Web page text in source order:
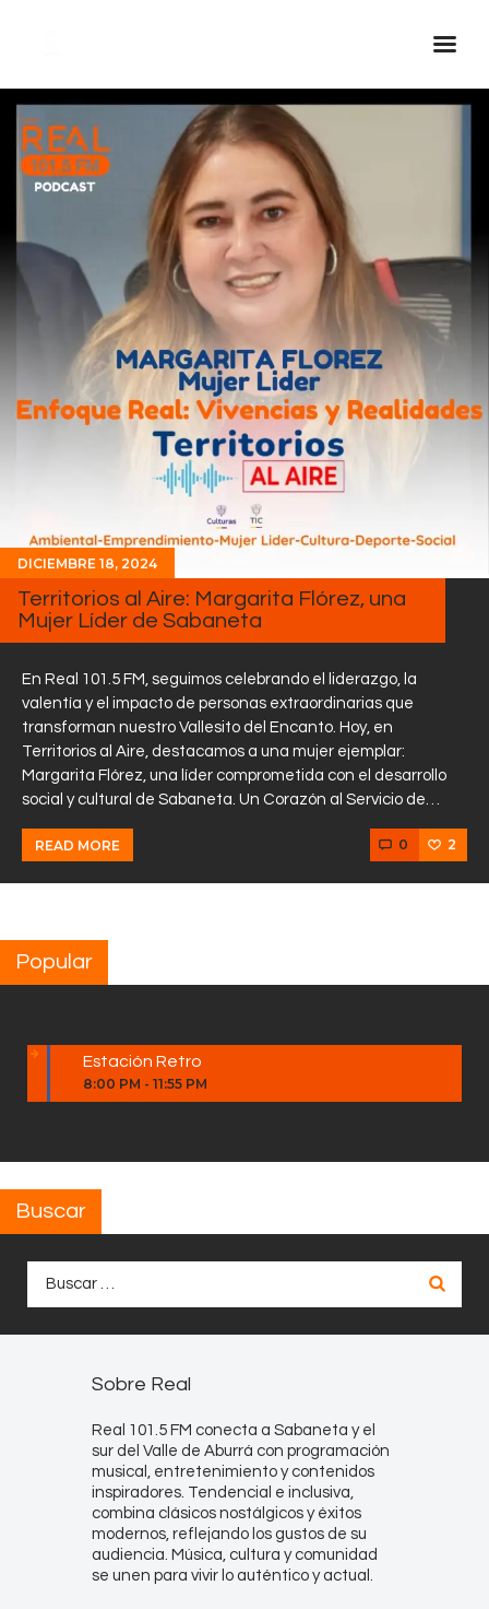
Inicio Real FM
Streaming
En Vivo
Descarga La APP
Programas
Noticias
Equipo
Sobre Nosotros
Contactos
DICIEMBRE 18, 2024
Territorios al Aire: Margarita Flórez, una
Mujer Líder de Sabaneta
En Real 101.5 FM, seguimos celebrando el liderazgo, la
valentía y el impacto de personas extraordinarias que
transforman nuestro Vallesito del Encanto. Hoy, en
Territorios al Aire, destacamos a una mujer ejemplar:
Margarita Flórez, una líder comprometida con el desarrollo
social y cultural de Sabaneta. Un Corazón al Servicio de…
READ MORE 0 2
Popular
Estación Retro
8:00 PM - 11:55 PM
Buscar
Sobre Real
Real 101.5 FM conecta a Sabaneta y el
sur del Valle de Aburrá con programación
musical, entretenimiento y contenidos
inspiradores. Tendencial e inclusiva,
combina clásicos nostálgicos y éxitos
modernos, reflejando los gustos de su
audiencia. Música, cultura y comunidad
se unen para vivir lo auténtico y actual.